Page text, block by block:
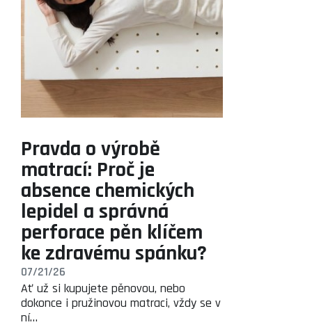
Pravda o výrobě
matrací: Proč je
absence chemických
lepidel a správná
perforace pěn klíčem
ke zdravému spánku?
07/21/26
Ať už si kupujete pěnovou, nebo
dokonce i pružinovou matraci, vždy se v
ní…